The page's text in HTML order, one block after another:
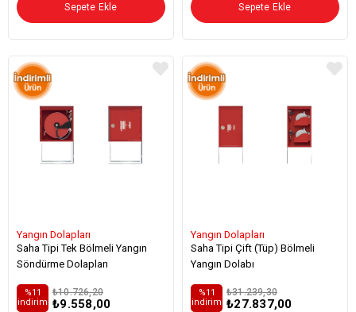
Sepete Ekle Sepete Ekle
Yangın Dolapları
Saha Tipi Tek Bölmeli Yangın
Söndürme Dolapları
₺9.558,00
₺10.726,20
%11
i̇ndirim
Yangın Dolapları
Saha Tipi Çift (Tüp) Bölmeli
Yangın Dolabı
₺27.837,00
₺31.239,30
%11
i̇ndirim